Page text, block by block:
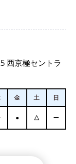
西京極セントラ
金 土 日
● △ ー